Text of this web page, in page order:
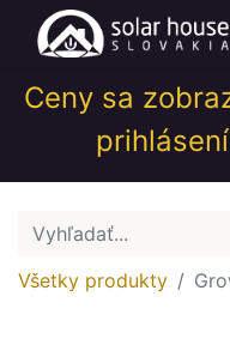
Ceny sa
Všetky produkty